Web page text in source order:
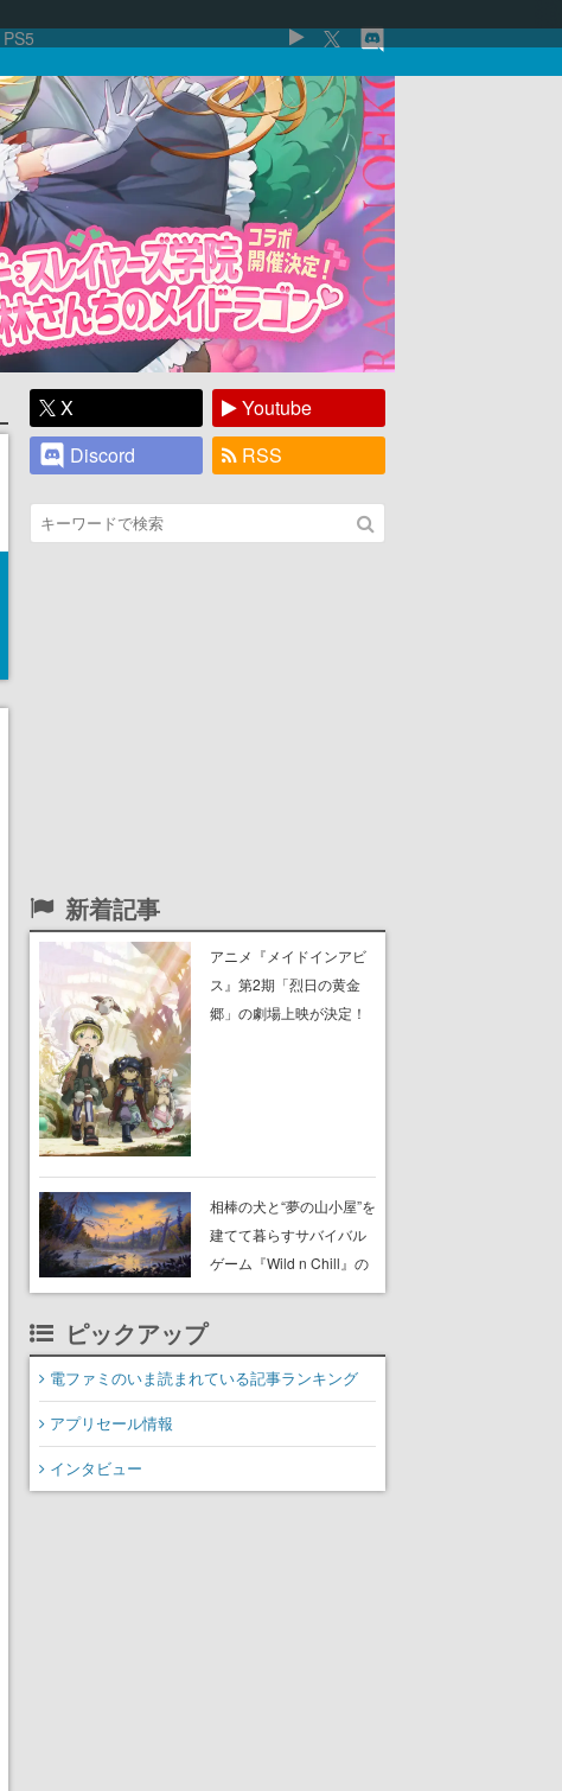
PS5
X
Youtube
Discord
RSS
新着記事
アニメ『メイドインアビ
ス』第2期「烈日の黄金
郷」の劇場上映が決定！
相棒の犬と“夢の山小屋”を
建てて暮らすサバイバル
ゲーム『Wild n Chill』の
体験版がSteamで配信
ピックアップ
電ファミのいま読まれている記事ランキング
アプリセール情報
インタビュー